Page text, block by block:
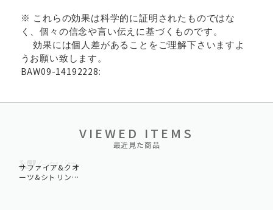
※ これらの効果は科学的に証明されたものではな
く、個々の信念や言い伝えに基づくものです。
効果には個人差があることをご理解下さいますよ
うお願い致します。
BAW09-14192228:
VIEWED ITEMS
最近見た商品
サファイア&クオ
ーツ&シトリン&